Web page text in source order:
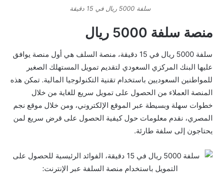
سلفة 5000 ريال في 15 دقيقة
منصة سلفة 5000 ريال
سلفة 5000 ريال في 15 دقيقة، منصة السلف هي أول منصة يوافق
عليها البنك المركزي السعودي لتقديم تمويل المستهلك الصغير
للمواطنين السعوديين باستخدام تقنية التكنولوجيا المالية. تمكن هذه
المنصة العملاء من الحصول على تمويل سريع للغاية من خلال
خطوات سهلة وبسيطة عبر الموقع الإلكتروني، ومن خلال موقع نجم
المصري، نقدم معلومات حول كيفية الحصول على قرض سريع لمن
يحتاجون إلى سلفة طارئة.